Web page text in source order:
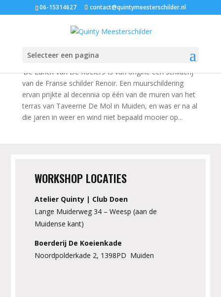
06-15314627 contact@quintymeesterschilder.nl
Selecteer een pagina
‘De Lunch Van De Roeiers’ bij Taveerne De Mol
okt 15, 2020 Muurschilderingen
‘De Lunch Van De Roeiers’ is van origine een schilderij
van de Franse schilder Renoir. Een muurschildering
ervan prijkte al decennia op één van de muren van het
terras van Taveerne De Mol in Muiden, en was er na al
die jaren in weer en wind niet bepaald mooier op...
WORKSHOP LOCATIES
Atelier Quinty | Club Doen
Lange Muiderweg 34 – Weesp (aan de
Muidense kant)
Boerderij De Koeienkade
Noordpolderkade 2, 1398PD Muiden